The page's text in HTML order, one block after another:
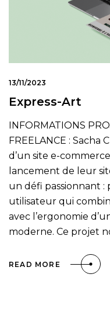
13/11/2023
Express-Art
INFORMATIONS
FREELANCE : Sacha
d’un site e-
lancement de leur
un défi passionnant
utilisateur qui
avec l’ergonomie
moderne. Ce projet
READ MORE